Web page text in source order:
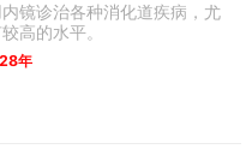
镜诊治各种消化道疾病，尤
高的水平。
28年